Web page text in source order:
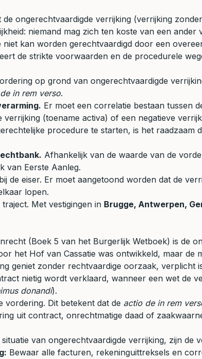
ongerechtvaardigde verrijking (verrijking
niemand mag zich ten koste van een
kan worden gerechtvaardigd door een
de strikte voorwaarden en de procedurele
op grond van ongerechtvaardigde
in rem verso.
Er moet een correlatie bestaan tussen
verrijking (toename activa) of een negatieve
procedure te starten, is het
Afhankelijk van de waarde van de
van Eerste Aanleg.
de eiser. Er moet aangetoond worden dat de
lopen.
Met vestigingen in Brugge, Antwerpen,
(Boek 5 van het Burgerlijk Wetboek) is de
het Hof van Cassatie was ontwikkeld, maar
geniet zonder rechtvaardige oorzaak,
nietig wordt verklaard, wanneer een wet de
donandi).
vordering. Dit betekent dat de actio de in rem
uit contract, onrechtmatige daad of
van ongerechtvaardigde verrijking, zijn de
Bewaar alle facturen, rekeninguittreksels en